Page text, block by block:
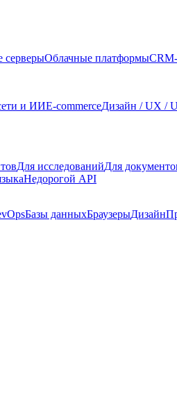
серверыОблачные платформы
и ИИE-commerceДизайн / UX /
Для исследованийДля
Недорогой API
Базы данныхБраузерыДизайн